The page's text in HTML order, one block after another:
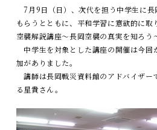
7月9日（日）、次代を担う中学生に長
もらうとともに、平和学習に意欲的に
空襲解説講座～長岡空襲の真実を知ろう
中学生を対象とした講座の開催は今回
加がありました。
講師は長岡戦災資料館のアドバイザー
る星貴さん。